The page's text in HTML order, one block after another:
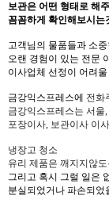
보관은 어떤 형태로 해
꼼꼼하게 확인해보시는
고객님의 물품들과 소
오랜 경험이 있는 전문
이사업체 선정이 어려
금강익스프레스에 전화
금강익스프레스는 서울
포장이사, 보관이사 이
냉장고 청소
유리 제품은 깨지지않
그리고 혹시 그럴 일은
분실되었거나 파손되었